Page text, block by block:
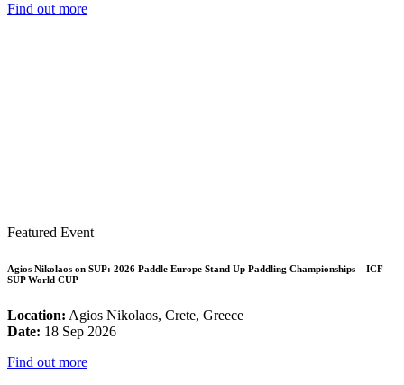
Find out more
Featured Event
Agios Nikolaos on SUP: 2026 Paddle Europe Stand Up Paddling Championships – ICF
SUP World CUP
Location: Agios Nikolaos, Crete, Greece
Date: 18 Sep 2026
Find out more